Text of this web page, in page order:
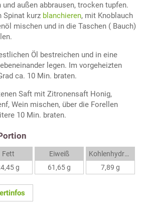
und außen abbrausen, trocken tupfen.
Spinat kurz blanchieren, mit Knoblauch
mischen und in die Taschen ( Bauch)
Öl bestreichen und in eine
legen. Im vorgeheizten
ca. 10 Min. braten.
Saft mit Zitronensaft Honig,
Wein mischen, über die Forellen
10 Min. braten.
Fett
g
Eiweiß
61,65 g
Kohlenhydrate
7,89 g